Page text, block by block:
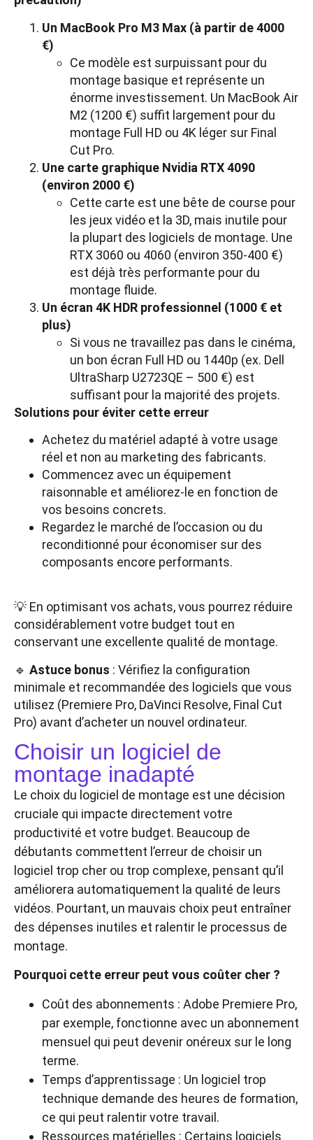
Un MacBook Pro M3 Max (à partir de 4000
€)
Ce modèle est surpuissant pour du
montage basique et représente un
énorme investissement. Un MacBook Air
M2 (1200 €) suffit largement pour du
montage Full HD ou 4K léger sur Final
Cut Pro.
Une carte graphique Nvidia RTX 4090
(environ 2000 €)
Cette carte est une bête de course pour
les jeux vidéo et la 3D, mais inutile pour
la plupart des logiciels de montage. Une
RTX 3060 ou 4060 (environ 350-400 €)
est déjà très performante pour du
montage fluide.
Un écran 4K HDR professionnel (1000 € et
plus)
Si vous ne travaillez pas dans le cinéma,
un bon écran Full HD ou 1440p (ex. Dell
UltraSharp U2723QE – 500 €) est
suffisant pour la majorité des projets.
Solutions pour éviter cette erreur
Achetez du matériel adapté à votre usage
réel et non au marketing des fabricants.
Commencez avec un équipement
raisonnable et améliorez-le en fonction de
vos besoins concrets.
Regardez le marché de l’occasion ou du
reconditionné pour économiser sur des
composants encore performants.
💡 En optimisant vos achats, vous pourrez réduire
considérablement votre budget tout en
conservant une excellente qualité de montage.
🔹 Astuce bonus : Vérifiez la configuration
minimale et recommandée des logiciels que vous
utilisez (Premiere Pro, DaVinci Resolve, Final Cut
Pro) avant d’acheter un nouvel ordinateur.
Choisir un logiciel de
montage inadapté
Le choix du logiciel de montage est une décision
cruciale qui impacte directement votre
productivité et votre budget. Beaucoup de
débutants commettent l’erreur de choisir un
logiciel trop cher ou trop complexe, pensant qu’il
améliorera automatiquement la qualité de leurs
vidéos. Pourtant, un mauvais choix peut entraîner
des dépenses inutiles et ralentir le processus de
montage.
Pourquoi cette erreur peut vous coûter cher ?
Coût des abonnements : Adobe Premiere Pro,
par exemple, fonctionne avec un abonnement
mensuel qui peut devenir onéreux sur le long
terme.
Temps d’apprentissage : Un logiciel trop
technique demande des heures de formation,
ce qui peut ralentir votre travail.
Ressources matérielles : Certains logiciels